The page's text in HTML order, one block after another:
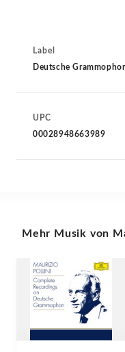
Label
Deutsche
UPC
00028948663989
Mehr Musik von